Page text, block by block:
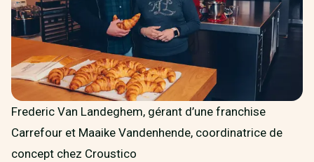
Frederic Van Landeghem, gérant d’une franchise
Carrefour et Maaike Vandenhende, coordinatrice de
concept chez Croustico